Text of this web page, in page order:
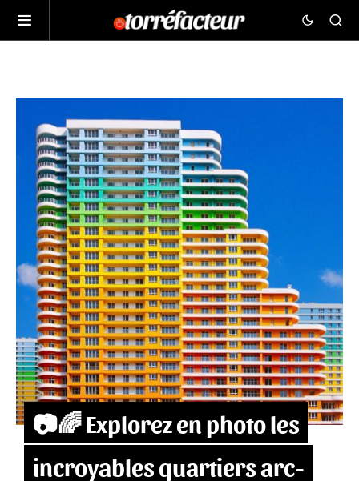
📷🌈 Explorez en photo les
incroyables quartiers arc-